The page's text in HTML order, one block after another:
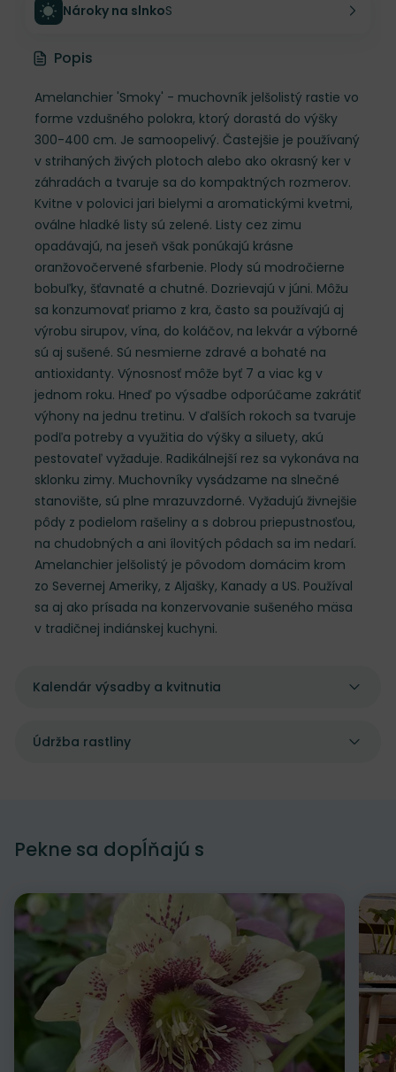
Nároky na slnkoS
Popis
Amelanchier 'Smoky' - muchovník jelšolistý rastie vo
forme vzdušného polokra, ktorý dorastá do výšky
300-400 cm. Je samoopelivý. Častejšie je používaný
v strihaných živých plotoch alebo ako okrasný ker v
záhradách a tvaruje sa do kompaktných rozmerov.
Kvitne v polovici jari bielymi a aromatickými kvetmi,
oválne hladké listy sú zelené. Listy cez zimu
opadávajú, na jeseň však ponúkajú krásne
oranžovočervené sfarbenie. Plody sú modročierne
bobuľky, šťavnaté a chutné. Dozrievajú v júni. Môžu
sa konzumovať priamo z kra, často sa používajú aj
výrobu sirupov, vína, do koláčov, na lekvár a výborné
sú aj sušené. Sú nesmierne zdravé a bohaté na
antioxidanty. Výnosnosť môže byť 7 a viac kg v
jednom roku. Hneď po výsadbe odporúčame zakrátiť
výhony na jednu tretinu. V ďalších rokoch sa tvaruje
podľa potreby a využitia do výšky a siluety, akú
pestovateľ vyžaduje. Radikálnejší rez sa vykonáva na
sklonku zimy. Muchovníky vysádzame na slnečné
stanovište, sú plne mrazuvzdorné. Vyžadujú živnejšie
pôdy z podielom rašeliny a s dobrou priepustnosťou,
na chudobných a ani ílovitých pôdach sa im nedarí.
Amelanchier jelšolistý je pôvodom domácim krom
zo Severnej Ameriky, z Aljašky, Kanady a US. Používal
sa aj ako prísada na konzervovanie sušeného mäsa
v tradičnej indiánskej kuchyni.
Kalendár výsadby a kvitnutia
Údržba rastliny
Pekne sa dopĺňajú s